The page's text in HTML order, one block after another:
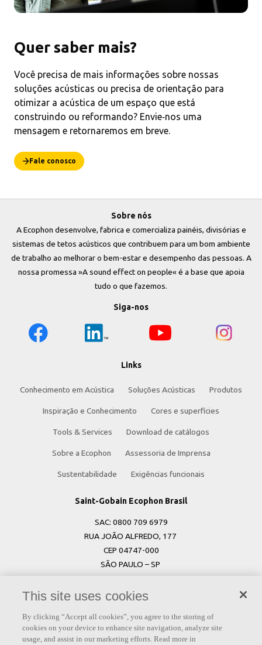
Quer saber mais?
Você precisa de mais informações sobre nossas
soluções acústicas ou precisa de orientação para
otimizar a acústica de um espaço que está
construindo ou reformando? Envie‑nos uma
mensagem e retornaremos em breve.
Fale conosco
Sobre nós
A Ecophon desenvolve, fabrica e comercializa painéis, divisórias e
sistemas de tetos acústicos que contribuem para um bom ambiente
de trabalho ao melhorar o bem-estar e desempenho das pessoas. A
nossa promessa »A sound effect on people« é a base que apoia
tudo o que fazemos.
Siga-nos
Links
Conhecimento em Acústica Soluções Acústicas Produtos
Inspiração e Conhecimento Cores e superfícies
Tools & Services Download de catálogos
Sobre a Ecophon Assessoria de Imprensa
Sustentabilidade Exigências funcionais
Saint-Gobain Ecophon Brasil
SAC: 0800 709 6979
RUA JOÃO ALFREDO, 177
CEP 04747-000
SÃO PAULO – SP
SE 265 03 Hyllinge
Sweden
This site uses cookies
By clicking “Accept all cookies”, you agree to the storing of
cookies on your device to enhance site navigation, analyze site
usage, and assist in our marketing efforts. Read more in